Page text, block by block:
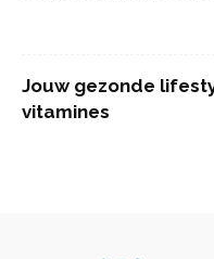
Jouw gezonde
vitamines